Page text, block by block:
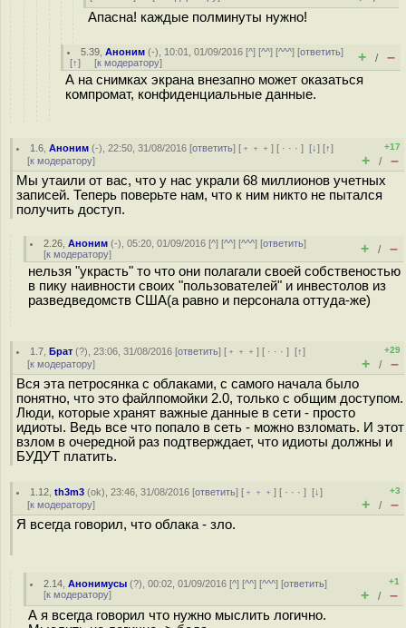
Апасна! каждые полминуты нужно!
5.39 ,Аноним (-), 10:01, 01/09/2016 [^] [^^] [^^^] [ответить]
[↑] [к модератору] + / –
А на снимках экрана внезапно может оказаться
компромат, конфиденциальные данные.
1.6 ,Аноним (-), 22:50, 31/08/2016 [ответить] [ ﹢﹢﹢] [ · · ·][↓] [↑]
[к модератору]
+17
+ / –
Мы утаили от вас, что у нас украли 68 миллионов учетных
записей. Теперь поверьте нам, что к ним никто не пытался
получить доступ.
2.26 ,Аноним (-), 05:20, 01/09/2016 [^] [^^] [^^^] [ответить]
[к модератору] + / –
нельзя "украсть" то что они полагали своей собственостью
в пику наивности своих "пользователей" и инвестолов из
разведведомств США(а равно и персонала оттуда-же)
1.7 ,Брат (?), 23:06, 31/08/2016 [ответить] [ ﹢﹢﹢] [ · · ·][↑]
[к модератору]
+29
+ / –
Вся эта петросянка с облаками, с самого начала было
понятно, что это файлпомойки 2.0, только с общим доступом.
Люди, которые хранят важные данные в сети - просто
идиоты. Ведь все что попало в сеть - можно взломать. И этот
взлом в очередной раз подтверждает, что идиоты должны и
БУДУТ платить.
1.12 ,th3m3 (ok), 23:46, 31/08/2016 [ответить] [ ﹢﹢﹢] [ · · ·][↓]
[к модератору]
+3
+ / –
Я всегда говорил, что облака - зло.
2.14 ,Анонимусы (?), 00:02, 01/09/2016 [^] [^^] [^^^] [ответить]
[к модератору]
+1
+ / –
А я всегда говорил что нужно мыслить логично.